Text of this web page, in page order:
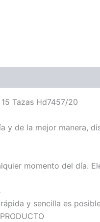
Tazas Hd7457/20
y de la mejor manera,
momento del día.
y sencilla es